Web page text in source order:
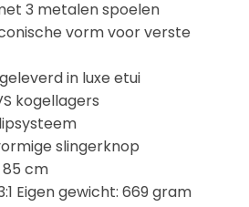
3 metalen spoelen
vorm voor verste
in luxe etui
kogellagers
slingerknop
cm
Eigen gewicht: 669 gram